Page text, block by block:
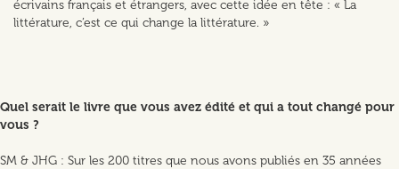
écrivains français et étrangers, avec cette idée en tête : « La
littérature, c’est ce qui change la littérature. »
Quel serait le livre que vous avez édité et qui a tout changé pour
vous ?
SM & JHG : Sur les 200 titres que nous avons publiés en 35 années